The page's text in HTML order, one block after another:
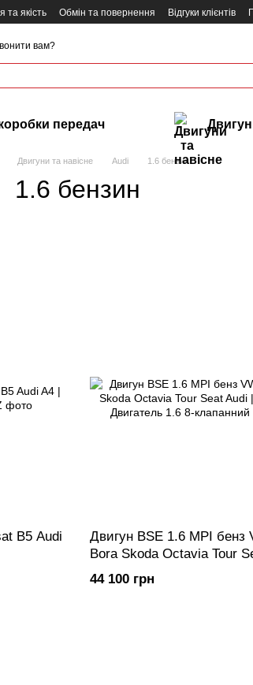
та якість Обмін та повернення Відгуки клієнтів
вам?
передач
Двигуни та навісне Audi 1.6 бензин
1.6 бензин
B5 Audi
Двигун BSE 1.6 MPI бенз
Bora Skoda Octavia Tour
Мотор ДВС Двигатель 1.6
клапанний
44 100 грн